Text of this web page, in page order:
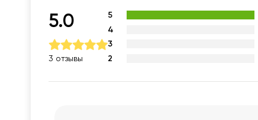
5.0
3 отзывы
5
4
3
2